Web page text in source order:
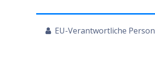
EU-Verantwortliche Person